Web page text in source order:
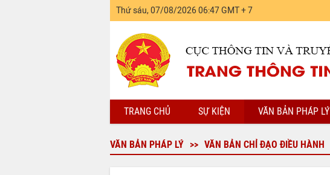
Thứ sáu, 07/08/2026 06:47 GMT + 7
TRANG CHỦ SỰ KIỆN VĂN BẢN PHÁP LÝ
VĂN BẢN PHÁP LÝ VĂN BẢN CHỈ ĐẠO ĐIỀU HÀNH